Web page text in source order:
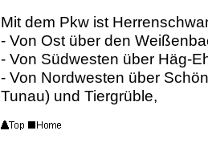
Mit dem Pkw ist
- Von Ost über den
- Von Südwesten über Häg-
- Von Nordwesten über
Tunau) und Tiergrüble,